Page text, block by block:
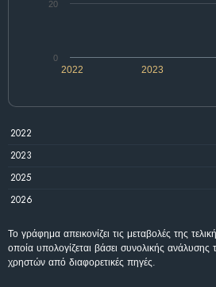
2022 2023
0
20
2022
2023
2025
2026
Το γράφημα απεικονίζει τις μεταβολές της
οποία υπολογίζεται βάσει συνολικής ανάλυσης
χρηστών από διαφορετικές πηγές.